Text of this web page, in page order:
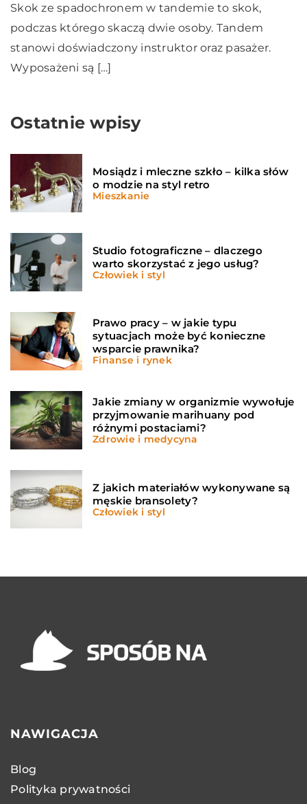
Skok ze spadochronem w tandemie to skok,
podczas którego skaczą dwie osoby. Tandem
stanowi doświadczony instruktor oraz pasażer.
Wyposażeni są […]
Ostatnie wpisy
Mosiądz i mleczne szkło – kilka słów
o modzie na styl retro
Mieszkanie
Studio fotograficzne – dlaczego
warto skorzystać z jego usług?
Człowiek i styl
Prawo pracy – w jakie typu
sytuacjach może być konieczne
wsparcie prawnika?
Finanse i rynek
Jakie zmiany w organizmie wywołuje
przyjmowanie marihuany pod
różnymi postaciami?
Zdrowie i medycyna
Z jakich materiałów wykonywane są
męskie bransolety?
Człowiek i styl
NAWIGACJA
Blog
Polityka prywatności